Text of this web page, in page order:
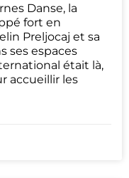
Danse, la
fort en
Preljocaj et sa
ses espaces
était là,
accueillir les